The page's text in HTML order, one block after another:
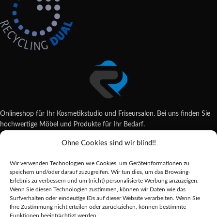
Ohne Cookies sind wir blind!!
Wir verwenden Technologien wie Cookies, um Geräteinformationen zu
speichern und/oder darauf zuzugreifen. Wir tun dies, um das Browsing-
Erlebnis zu verbessern und um (nicht) personalisierte Werbung anzuzeigen.
Wenn Sie diesen Technologien zustimmen, können wir Daten wie das
Surfverhalten oder eindeutige IDs auf dieser Website verarbeiten. Wenn Sie
Ihre Zustimmung nicht erteilen oder zurückziehen, können bestimmte
Funktionen beeinträchtigt werden.
Onlineshop für Ihr Kosmetikstudio und Friseursalon. Bei uns finden Sie
hochwertige Möbel und Produkte für Ihr Bedarf.
Wildsachsener Str. 6, 65207 Wiesbaden
shop@reda-shop.de
REDA SHOP - Hochwertige Studio Ausstattung
2025.
Alle Preise inkl. der gesetzlichen MwSt.